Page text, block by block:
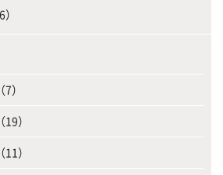
）
）
）